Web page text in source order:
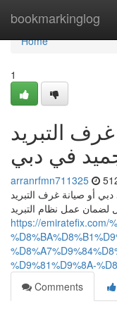
bookmarkinglog
Home
Home
1
التبريد
في دبي
arranrfmn711325
أو صيانة غرف التبريد
لضمان عمل نظام التبريد
https://emiratefix.com/
%D9%81%D9%8A-
Comments